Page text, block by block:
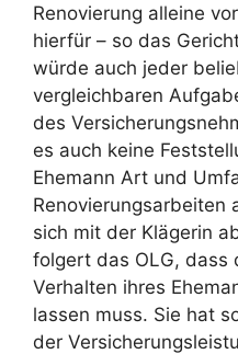
Renovierung alleine
hierfür – so das
würde auch jeder
vergleichbaren
des
es auch keine
Ehemann Art und
Renovierungsarbeiten
sich mit der Klägerin
folgert das OLG, dass
Verhalten ihres
lassen muss. Sie hat
der